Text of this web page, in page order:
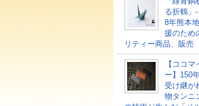
る折鶴」
8年熊本
援のため
リティー商品、販売
【ココマ
ー】150
受け継が
物タンニ